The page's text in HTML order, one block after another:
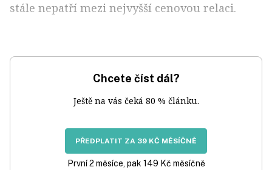
stále nepatří mezi nejvyšší cenovou relaci.
Chcete číst dál?
Ještě na vás čeká 80 % článku.
PŘEDPLATIT ZA 39 KČ MĚSÍČNĚ
První 2 měsíce, pak 149 Kč měsíčně